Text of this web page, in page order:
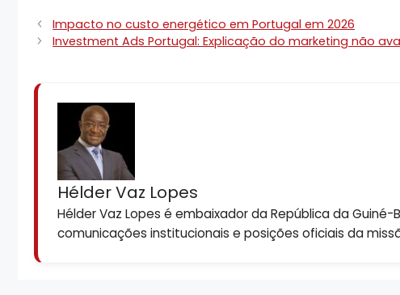
Impacto no custo energético em Portugal em 2026
Investment Ads Portugal: Explicação do marketing não
Hélder Vaz Lopes
Hélder Vaz Lopes é embaixador da República da
comunicações institucionais e posições oficiais da